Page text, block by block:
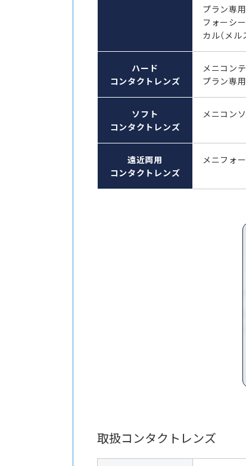
プラン専用
フォーシ
カル（メル
ハード
コンタクトレンズ
メニコン
プラン専用
ソフト
コンタクトレンズ
メニコン
遠近両用
コンタクトレンズ
メニフォ
取扱コンタクトレンズ